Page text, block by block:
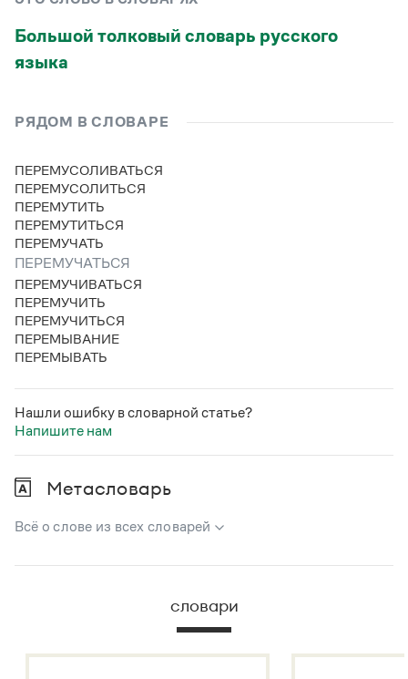
Монологи
Интервью
Лекции и подкасты
Правила русского языка: от азов до тонкостей
Интерактивные упражнения: от простого к сложному
Скороговорки
Издательство
Словари
Научпоп
Все книги
Большой толковый словарь русского
языка
РЯДОМ В СЛОВАРЕ
ПЕРЕМУСОЛИВАТЬСЯ
ПЕРЕМУСОЛИТЬСЯ
ПЕРЕМУТИТЬ
ПЕРЕМУТИТЬСЯ
ПЕРЕМУЧАТЬ
ПЕРЕМУЧАТЬСЯ
ПЕРЕМУЧИВАТЬСЯ
ПЕРЕМУЧИТЬ
ПЕРЕМУЧИТЬСЯ
ПЕРЕМЫВАНИЕ
ПЕРЕМЫВАТЬ
Нашли ошибку в словарной статье?
Напишите нам
Метасловарь
Всё о слове из всех словарей
В метасловаре Грамоты в удобном виде собрана вся
Русский орфографический словарь
словари